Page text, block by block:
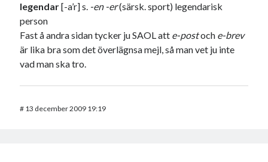
legendar[-a’r] s. -en -er(särsk. sport) legendarisk
person
Fast å andra sidan tycker ju SAOL att e-postoch e-brev
är lika bra som det överlägnsa mejl, så man vet ju inte
vad man ska tro.
# 13 december 2009 19:19